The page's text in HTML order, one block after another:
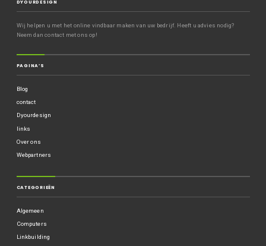
DYOURDESIGN
Wij helpen u met het online vindbaar maken van uw bedrijf. Heeft u advies nodig?
Neem dan contact met ons op!
PAGINA’S
Blog
contact
Dyourdesign
links
Over ons
Webpartners
CATEGORIEËN
Algemeen
Computers
Linkbuilding